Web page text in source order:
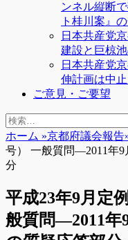
ンネル縦断
ト桂川案』
日本共産党
建設と巨椋池
日本共産党
伸計画は中止
ご意見・ご要望
検
索
検
索:
ホーム »京都府議会報告
号） 一般質問―2011年9
分
平成23年9月定
般質問―2011年